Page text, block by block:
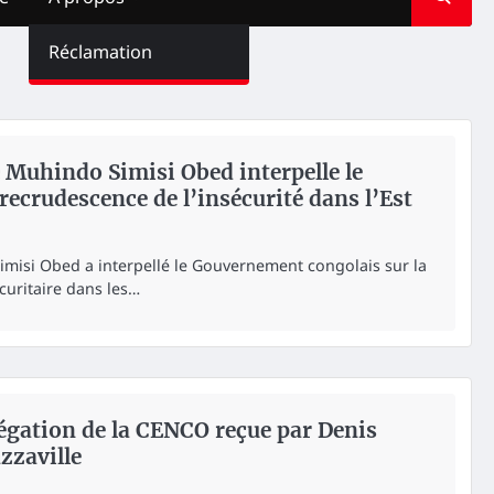
Réclamation
Muhindo Simisi Obed interpelle le
de l’insécurité dans l’Est
Obed a interpellé le Gouvernement congolais sur la
dans les…
de la CENCO reçue par Denis